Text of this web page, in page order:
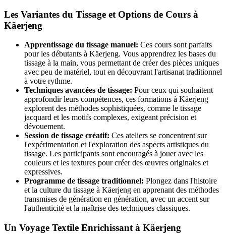
Les Variantes du Tissage et Options de Cours à
Käerjeng
Apprentissage du tissage manuel: Ces cours sont parfaits
pour les débutants à Käerjeng. Vous apprendrez les bases du
tissage à la main, vous permettant de créer des pièces uniques
avec peu de matériel, tout en découvrant l'artisanat traditionnel
à votre rythme.
Techniques avancées de tissage: Pour ceux qui souhaitent
approfondir leurs compétences, ces formations à Käerjeng
explorent des méthodes sophistiquées, comme le tissage
jacquard et les motifs complexes, exigeant précision et
dévouement.
Session de tissage créatif: Ces ateliers se concentrent sur
l'expérimentation et l'exploration des aspects artistiques du
tissage. Les participants sont encouragés à jouer avec les
couleurs et les textures pour créer des œuvres originales et
expressives.
Programme de tissage traditionnel: Plongez dans l'histoire
et la culture du tissage à Käerjeng en apprenant des méthodes
transmises de génération en génération, avec un accent sur
l'authenticité et la maîtrise des techniques classiques.
Un Voyage Textile Enrichissant à Käerjeng